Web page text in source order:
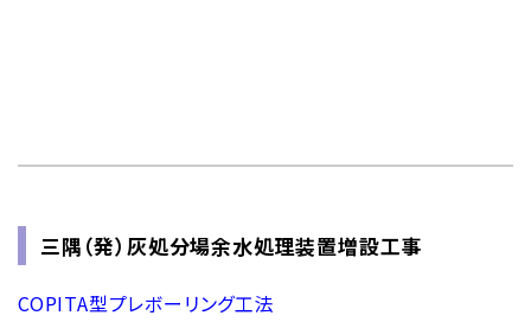
三隅（発）灰処分場余水処理装置増設工事
COPITA型プレボーリング工法